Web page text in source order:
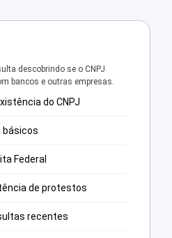
descobrindo se o CNPJ
bancos e outras empresas.
do CNPJ
básicos
Federal
de protestos
recentes